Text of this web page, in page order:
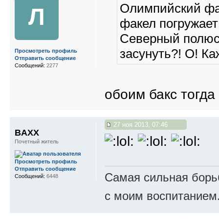
Олимпийский
факел
Северный
засунуть?! О!
обоим бакс
Л
Просмотреть профиль
Отправить сообщение
Сообщений: 2277
27 ноя 2013, 07:46
Самая сильная
с моим
BAXX
Почетный житель
Просмотреть профиль
Отправить сообщение
Сообщений: 6448